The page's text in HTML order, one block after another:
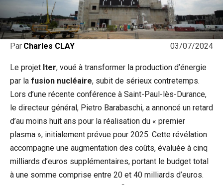
03/07/2024
Par Charles CLAY
Le projet Iter, voué à transformer la production d’énergie
par la fusion nucléaire, subit de sérieux contretemps.
Lors d’une récente conférence à Saint-Paul-lès-Durance,
le directeur général, Pietro Barabaschi, a annoncé un retard
d’au moins huit ans pour la réalisation du « premier
plasma », initialement prévue pour 2025. Cette révélation
accompagne une augmentation des coûts, évaluée à cinq
milliards d’euros supplémentaires, portant le budget total
à une somme comprise entre 20 et 40 milliards d’euros.